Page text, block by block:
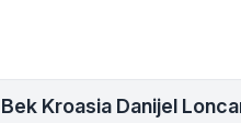
Kroasia Danijel